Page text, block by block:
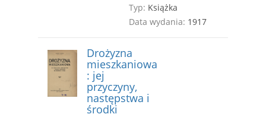
Typ: Książka
Data wydania: 1917
Drożyzna
mieszkaniowa
: jej
przyczyny,
następstwa i
środki